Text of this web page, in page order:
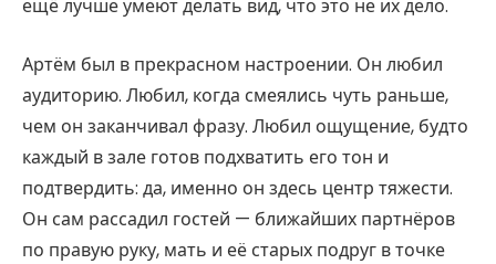
ещё лучше умеют делать вид, что это не их дело.
Артём был в прекрасном настроении. Он любил
аудиторию. Любил, когда смеялись чуть раньше,
чем он заканчивал фразу. Любил ощущение, будто
каждый в зале готов подхватить его тон и
подтвердить: да, именно он здесь центр тяжести.
Он сам рассадил гостей — ближайших партнёров
по правую руку, мать и её старых подруг в точке